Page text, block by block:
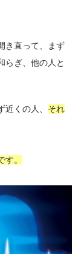
き直って、まず
らぎ、他の人と
くの人、 それ
。